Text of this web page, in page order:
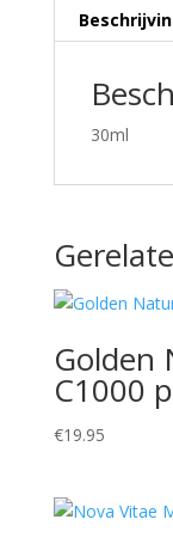
30ml
Golden
C1000
€19.95